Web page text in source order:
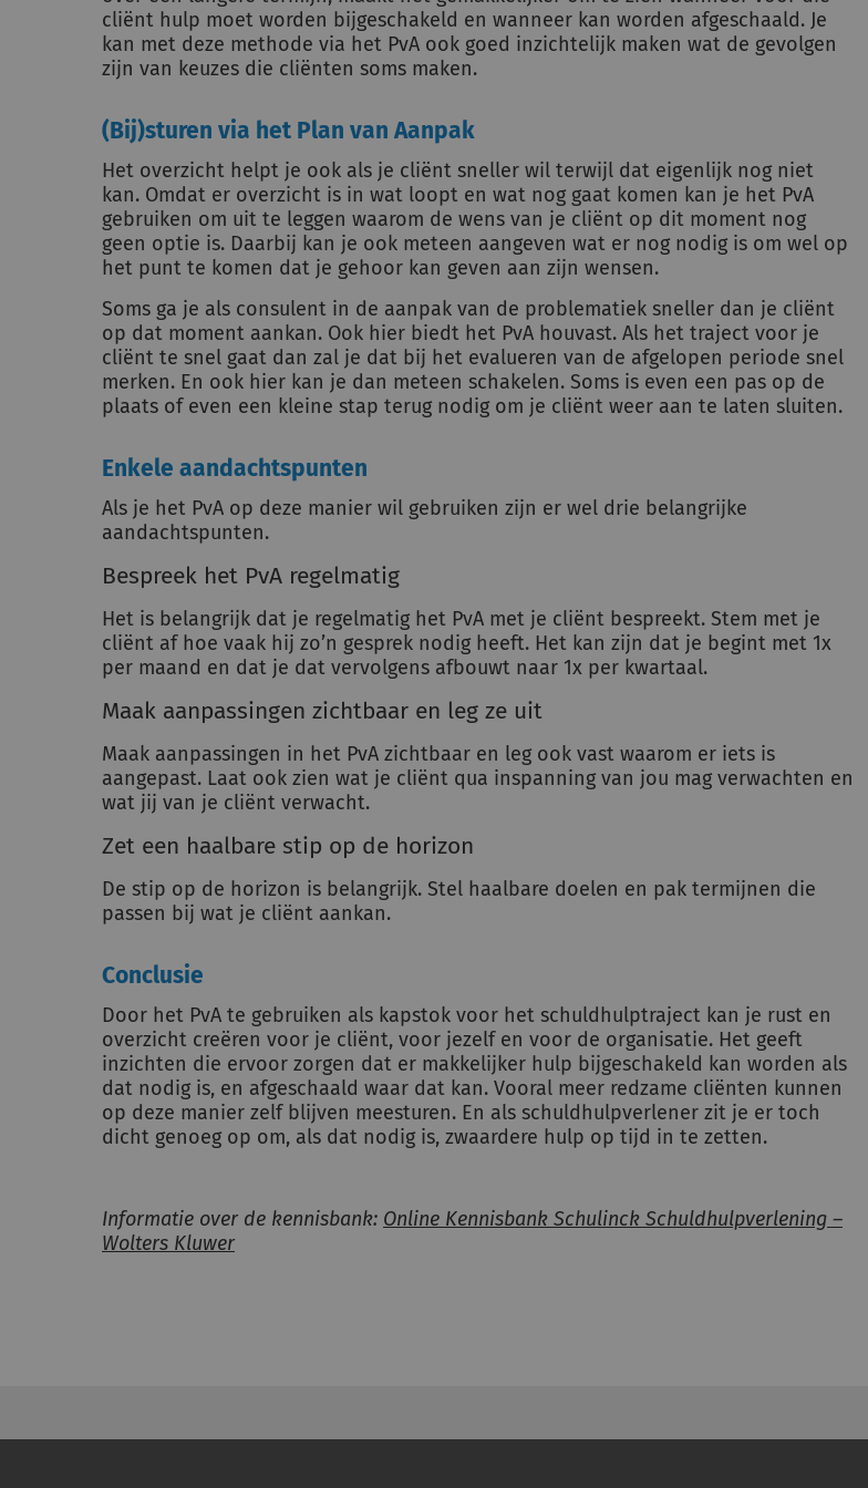
cliënt hulp moet worden bijgeschakeld en wanneer kan worden afgeschaald. Je
kan met deze methode via het PvA ook goed inzichtelijk maken wat de gevolgen
zijn van keuzes die cliënten soms maken.
(Bij)sturen via het Plan van Aanpak
Het overzicht helpt je ook als je cliënt sneller wil terwijl dat eigenlijk nog niet
kan. Omdat er overzicht is in wat loopt en wat nog gaat komen kan je het PvA
gebruiken om uit te leggen waarom de wens van je cliënt op dit moment nog
geen optie is. Daarbij kan je ook meteen aangeven wat er nog nodig is om wel op
het punt te komen dat je gehoor kan geven aan zijn wensen.
Soms ga je als consulent in de aanpak van de problematiek sneller dan je cliënt
op dat moment aankan. Ook hier biedt het PvA houvast. Als het traject voor je
cliënt te snel gaat dan zal je dat bij het evalueren van de afgelopen periode snel
merken. En ook hier kan je dan meteen schakelen. Soms is even een pas op de
plaats of even een kleine stap terug nodig om je cliënt weer aan te laten sluiten.
Enkele aandachtspunten
Als je het PvA op deze manier wil gebruiken zijn er wel drie belangrijke
aandachtspunten.
Bespreek het PvA regelmatig
Het is belangrijk dat je regelmatig het PvA met je cliënt bespreekt. Stem met je
cliënt af hoe vaak hij zo’n gesprek nodig heeft. Het kan zijn dat je begint met 1x
per maand en dat je dat vervolgens afbouwt naar 1x per kwartaal.
Maak aanpassingen zichtbaar en leg ze uit
Maak aanpassingen in het PvA zichtbaar en leg ook vast waarom er iets is
aangepast. Laat ook zien wat je cliënt qua inspanning van jou mag verwachten en
wat jij van je cliënt verwacht.
Zet een haalbare stip op de horizon
De stip op de horizon is belangrijk. Stel haalbare doelen en pak termijnen die
passen bij wat je cliënt aankan.
Conclusie
Door het PvA te gebruiken als kapstok voor het schuldhulptraject kan je rust en
overzicht creëren voor je cliënt, voor jezelf en voor de organisatie. Het geeft
inzichten die ervoor zorgen dat er makkelijker hulp bijgeschakeld kan worden als
dat nodig is, en afgeschaald waar dat kan. Vooral meer redzame cliënten kunnen
op deze manier zelf blijven meesturen. En als schuldhulpverlener zit je er toch
dicht genoeg op om, als dat nodig is, zwaardere hulp op tijd in te zetten.
Informatie over de kennisbank: Online Kennisbank Schulinck Schuldhulpverlening –
Wolters Kluwer